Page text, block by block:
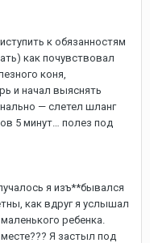
к обязанностям
как почувствовал
коня,
и начал выяснять
— слетел шланг
5 минут… полез под
я изъ**бывался
как вдруг я услышал
ребенка.
Я застыл под